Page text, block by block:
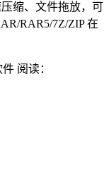
缩、文件拖放，可
RAR5/7Z/ZIP 在
件 阅读：